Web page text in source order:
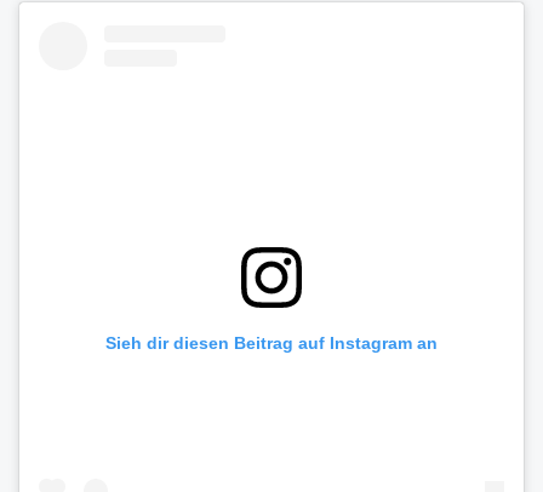
Sieh dir diesen Beitrag auf Instagram an